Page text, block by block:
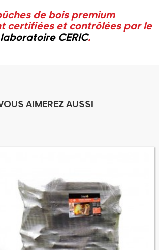
de bois premium
certifiées et contrôlées par le
laboratoire CERIC.
AIMEREZ AUSSI